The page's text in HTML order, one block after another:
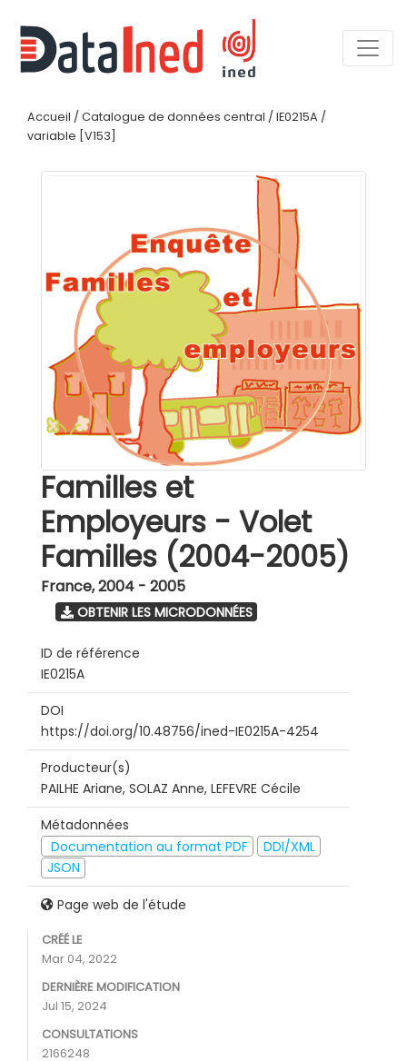
Accueil / Catalogue de données central / IE0215A /
variable [V153]
Familles et
Employeurs - Volet
Familles (2004-2005)
France,2004 - 2005
OBTENIR LES MICRODONNÉES
ID de référence
IE0215A
DOI
https://doi.org/10.48756/ined-IE0215A-4254
Producteur(s)
PAILHE Ariane, SOLAZ Anne, LEFEVRE Cécile
Métadonnées
Documentation au format PDF
DDI/XML
JSON
Page web de l'étude
CRÉÉ LE
Mar 04, 2022
DERNIÈRE MODIFICATION
Jul 15, 2024
CONSULTATIONS
2166248